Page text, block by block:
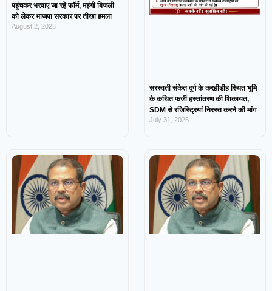
पहुंचकर भरवाए जा रहे फॉर्म, महंगी बिजली
को लेकर भाजपा सरकार पर तीखा हमला
August 2, 2026
सरस्वती संकेत दुर्ग के करहीडीह स्थित भूमि
के कथित फर्जी हस्तांतरण की शिकायत,
SDM से रजिस्ट्रियां निरस्त करने की मांग
July 31, 2026